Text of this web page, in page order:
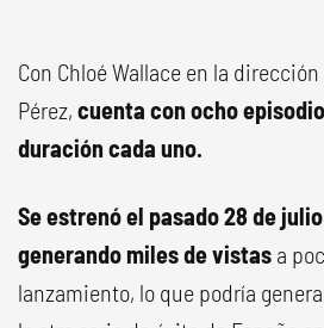
Con Chloé Wallace en la
Pérez, cuenta con ocho
duración cada uno.
Se estrenó el pasado 28 de
generando miles de vistas a
lanzamiento, lo que podría